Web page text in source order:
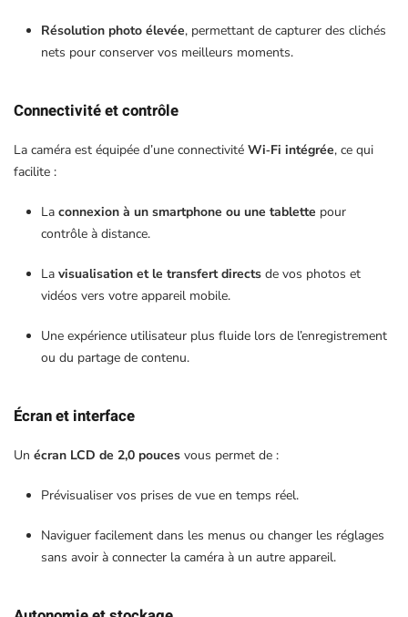
Résolution photo élevée, permettant de capturer des clichés
nets pour conserver vos meilleurs moments.
Connectivité et contrôle
La caméra est équipée d’une connectivité Wi‑Fi intégrée, ce qui
facilite :
La connexion à un smartphone ou une tablette pour
contrôle à distance.
La visualisation et le transfert directs de vos photos et
vidéos vers votre appareil mobile.
Une expérience utilisateur plus fluide lors de l’enregistrement
ou du partage de contenu.
Écran et interface
Un écran LCD de 2,0 pouces vous permet de :
Prévisualiser vos prises de vue en temps réel.
Naviguer facilement dans les menus ou changer les réglages
sans avoir à connecter la caméra à un autre appareil.